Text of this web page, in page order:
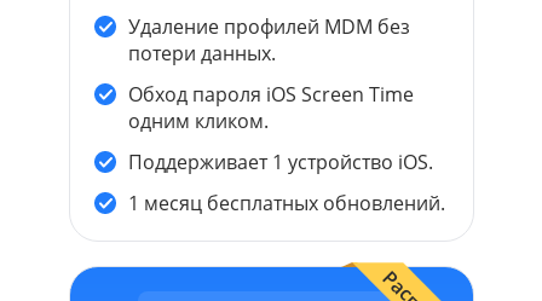
Удаление профилей MDM без
потери данных.
Обход пароля iOS Screen Time
одним кликом.
Поддерживает 1 устройство iOS.
1 месяц бесплатных обновлений.